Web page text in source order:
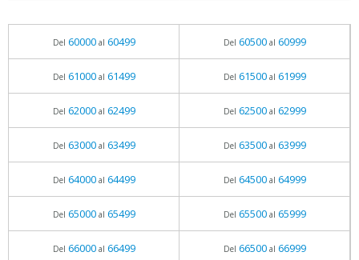
Del 60000al 60499 Del 60500al 60999
Del 61000al 61499 Del 61500al 61999
Del 62000al 62499 Del 62500al 62999
Del 63000al 63499 Del 63500al 63999
Del 64000al 64499 Del 64500al 64999
Del 65000al 65499 Del 65500al 65999
Del 66000al 66499 Del 66500al 66999